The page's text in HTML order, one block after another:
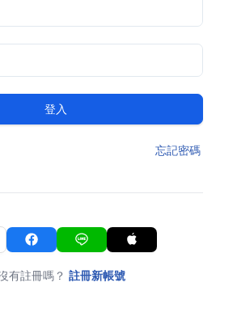
登入
忘記密碼
有註冊嗎？ 註冊新帳號